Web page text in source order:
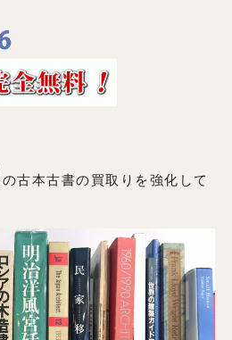
の古本古書の買取りを強化して